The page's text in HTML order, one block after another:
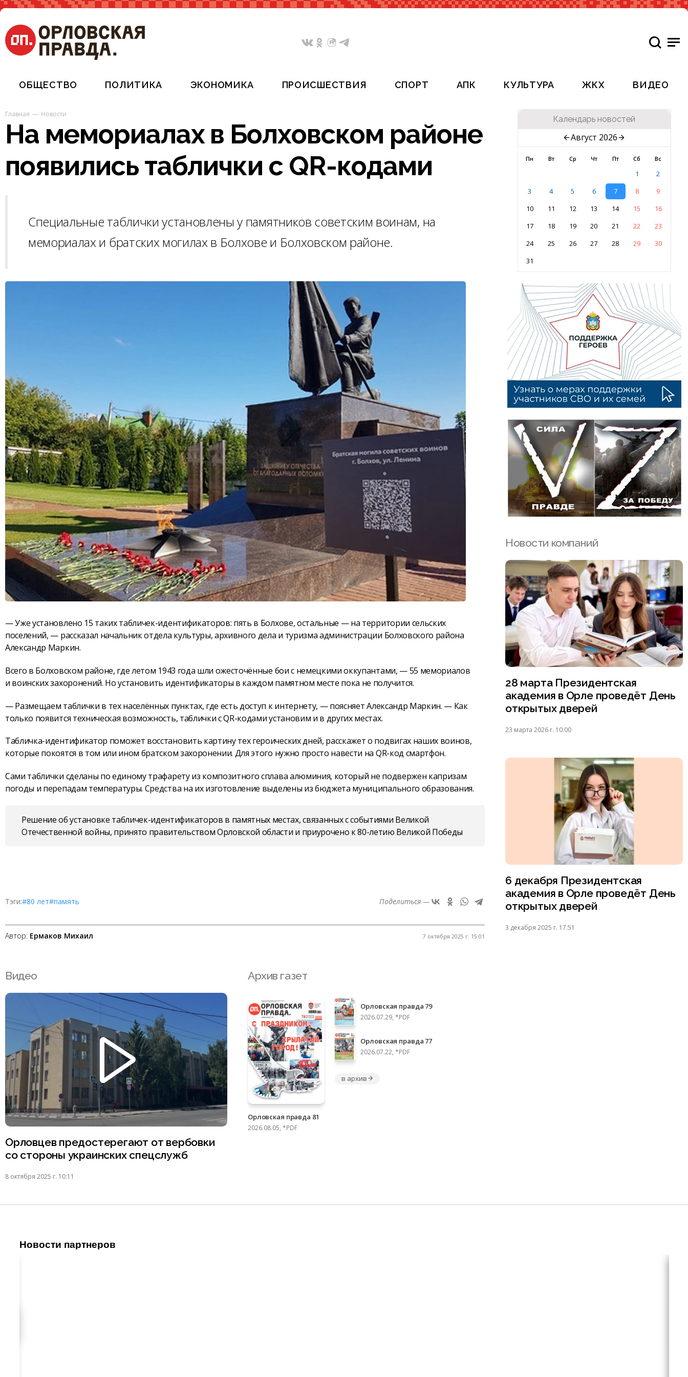
ОБЩЕСТВО ПОЛИТИКА ЭКОНОМИКА ПРОИСШЕСТВИЯ СПОРТ АПК КУЛЬТУРА ЖКХ ВИДЕО
Главная Новости
На мемориалах в Болховском районе
появились таблички с QR-кодами
Специальные таблички установлены у памятников советским воинам, на
мемориалах и братских могилах в Болхове и Болховском районе.
— Уже установлено 15 таких табличек-идентификаторов: пять в Болхове, остальные — на территории сельских
поселений, — рассказал начальник отдела культуры, архивного дела и туризма администрации Болховского района
Александр Маркин.
Всего в Болховском районе, где летом 1943 года шли ожесточённые бои с немецкими оккупантами, — 55 мемориалов
и воинских захоронений. Но установить идентификаторы в каждом памятном месте пока не получится.
— Размещаем таблички в тех населённых пунктах, где есть доступ к интернету, — поясняет Александр Маркин. — Как
только появится техническая возможность, таблички с QR-кодами установим и в других местах.
Табличка-идентификатор поможет восстановить картину тех героических дней, расскажет о подвигах наших воинов,
которые покоятся в том или ином братском захоронении. Для этого нужно просто навести на QR-код смартфон.
Сами таблички сделаны по единому трафарету из композитного сплава алюминия, который не подвержен капризам
погоды и перепадам температуры. Средства на их изготовление выделены из бюджета муниципального образования.
Решение об установке табличек-идентификаторов в памятных местах, связанных с событиями Великой
Отечественной войны, принято правительством Орловской области и приурочено к 80-летию Великой Победы
Тэги:#80 лет#память Поделиться —
Автор: Ермаков Михаил 7 октября 2025 г. 15:01
Календарь новостей
Август 2026
Пн Вт Ср Чт Пт Сб Вс
1
2
3
4 5 6 7 8
9
10
11 12 13 14 15
16
17
18 19 20 21 22
23
24
25 26 27 28 29
30
31
Новости компаний
28 марта Президентская
академия в Орле проведёт День
открытых дверей
23 марта 2026 г. 10:00
6 декабря Президентская
академия в Орле проведёт День
открытых дверей
3 декабря 2025 г. 17:51
Видео
Орловцев предостерегают от вербовки
со стороны украинских спецслужб
8 октября 2025 г. 10:11
Архив газет
Орловская правда 81
2026.08.05, *PDF
Орловская правда 79
2026.07.29, *PDF
Орловская правда 77
2026.07.22, *PDF
в архив
Новости партнеров